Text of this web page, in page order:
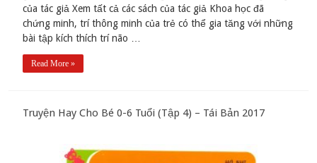
của tác giả Xem tất cả các sách của tác giả Khoa học đã
chứng minh, trí thông minh của trẻ có thể gia tăng với những
bài tập kích thích trí não …
Read More »
Truyện Hay Cho Bé 0-6 Tuổi (Tập 4) – Tái Bản 2017